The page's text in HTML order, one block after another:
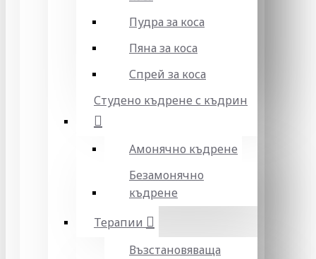
Пудра за коса
Пяна за коса
Спрей за коса
Студено къдрене с къдрин
Амонячно къдрене
Безамонячно
къдрене
Терапии
Възстановяваща